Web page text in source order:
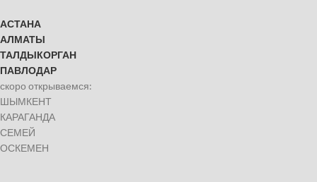
АСТАНА
АЛМАТЫ
ТАЛДЫКОРГАН
ПАВЛОДАР
скоро открываемся:
ШЫМКЕНТ
КАРАГАНДА
СЕМЕЙ
ОСКЕМЕН